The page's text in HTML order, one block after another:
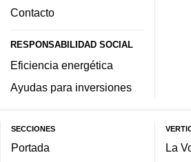
Contacto
RESPONSABILIDAD SOCIAL
Eficiencia energética
Ayudas para inversiones
SECCIONES
Portada
La